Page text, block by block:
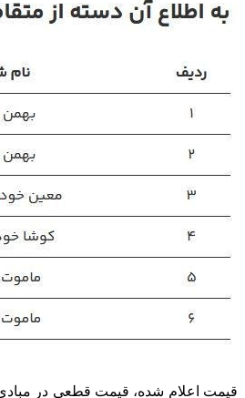
قیمت اعلام شده، قیمت قطعی در